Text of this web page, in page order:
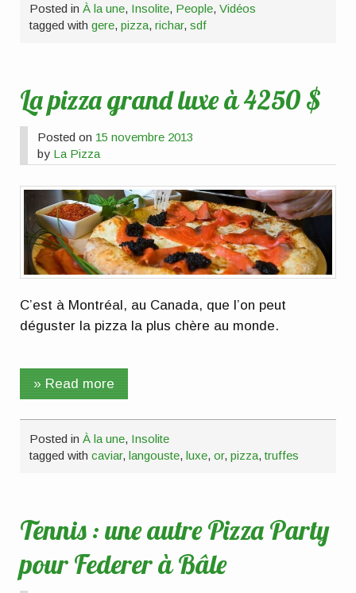
Posted inÀ la une, Insolite, People,Vidéos
tagged withgere,pizza,richar,sdf
La pizza grand luxe à 4250 $
Posted on 15 novembre 2013
by La Pizza
C’est à Montréal, au Canada, que l’on peut
déguster la pizza la plus chère au monde.
» Read more
Posted inÀ la une, Insolite
tagged withcaviar,langouste,luxe,or,pizza,truffes
Tennis : une autre Pizza Party
pour Federer à Bâle